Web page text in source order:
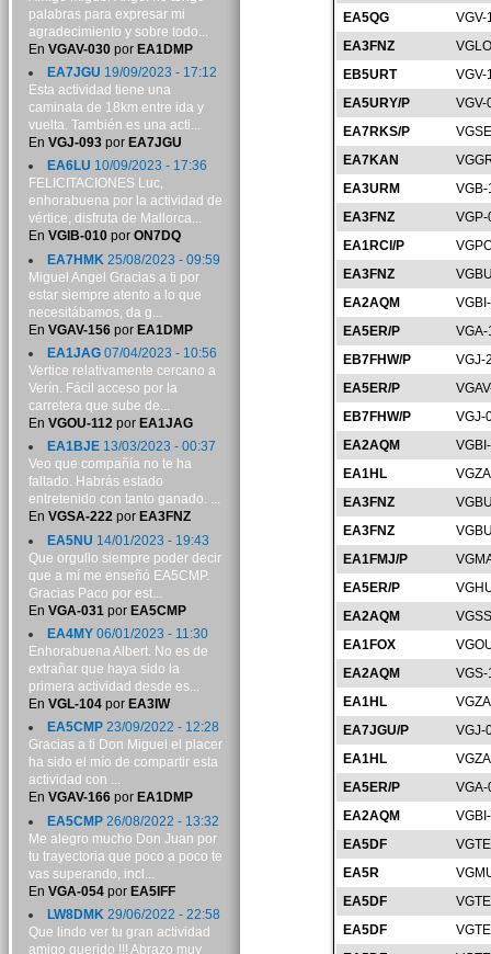
EA5QG
VGV-
EA3FNZ
EB5URT
VGV-
EA5URY/P
VGV-
EA7RKS/P
EA7KAN
EA3URM
VGB-
EA3FNZ
EA1RCI/P
EA3FNZ
EA2AQM
EA5ER/P
VGA-
EB7FHW/P
VGJ-
EA5ER/P
EB7FHW/P
VGJ-
EA2AQM
EA1HL
EA3FNZ
EA3FNZ
EA1FMJ/P
EA5ER/P
EA2AQM
EA1FOX
EA2AQM
EA1HL
EA7JGU/P
VGJ-
EA1HL
EA5ER/P
EA2AQM
EA5DF
EA5R
EA5DF
EA5DF
palabras para expresar mi
agradecimiento y sobre todo...
En VGAV-030por EA1DMP
EA7JGU 19/09/2023 - 17:12
Esta actividad tiene una
caminata de 18km entre ida y
vuelta. También es una acti...
En VGJ-093por EA7JGU
EA6LU 10/09/2023 - 17:36
FELICITACIONES Luc,
enhorabuena por la actividad de
vértice, disfruta de Mallorca...
En VGIB-010por ON7DQ
EA7HMK 25/08/2023 - 09:59
Miguel Angel Gracias a ti por
estar siempre atento a lo que
necesitábamos, da g...
En VGAV-156por EA1DMP
EA1JAG07/04/2023 - 10:56
Vertice relativamente cercano a
Verín. Fácil acceso por la
carretera que sube de...
En VGOU-112por EA1JAG
EA1BJE13/03/2023 - 00:37
Veo que compañía no te ha
faltado. Habrás estado
entretenido con tanto ganado. ...
En VGSA-222por EA3FNZ
EA5NU 14/01/2023 - 19:43
Que orgullo siempre poder decir
que a mí me enseñó EA5CMP.
Gracias Paco por est...
En VGA-031 por EA5CMP
EA4MY06/01/2023 - 11:30
Enhorabuena Albert. No es de
extrañar que haya sido la
primera actividad desde es...
En VGL-104por EA3IW
EA5CMP23/09/2022 - 12:28
Gracias a ti Don Miguel el placer
ha sido el mío de compartir esta
actividad con ...
En VGAV-166por EA1DMP
EA5CMP26/08/2022 - 13:32
Me alegro mucho Don Juan por
tu trayectoria que poco a poco te
vas superando, incl...
En VGA-054por EA5IFF
LW8DMK29/06/2022 - 22:58
Que lindo ver tu gran actividad
amigo querido !!! Abrazo muy